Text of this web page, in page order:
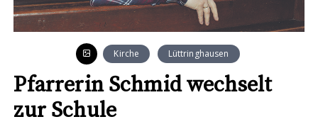
Kirche Lüttringhausen
Pfarrerin Schmid wechselt
zur Schule